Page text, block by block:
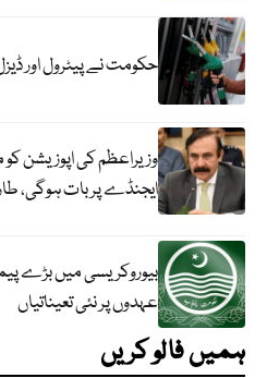
حکومت نے پیٹرول اور
وزیراعظم کی اپوزیشن
ایجنڈے پر بات ہوگی،
بیوروکریسی میں بڑے
عہدوں پر نئی تعیناتیاں
ہمیں فالو کریں